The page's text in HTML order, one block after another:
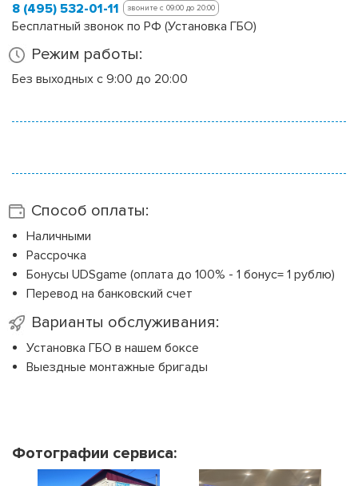
8 (495) 532-01-11 звоните с 09:00 до 20:00
Бесплатный звонок по РФ (Установка ГБО)
Режим работы:
Без выходных с 9:00 до 20:00
Способ оплаты:
Наличными
Рассрочка
Бонусы UDSgame (оплата до 100% - 1 бонус= 1 рублю)
Перевод на банковский счет
Варианты обслуживания:
Установка ГБО в нашем боксе
Выездные монтажные бригады
Фотографии сервиса: